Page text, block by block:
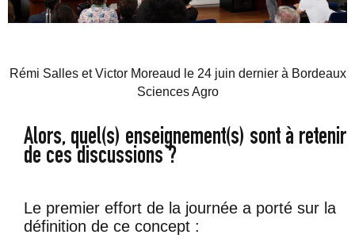
Rémi Salles et Victor Moreaud le 24 juin dernier à Bordeaux
Sciences Agro
Alors, quel(s) enseignement(s) sont à retenir
de ces discussions ?
Le premier effort de la journée a porté sur la
définition de ce concept :